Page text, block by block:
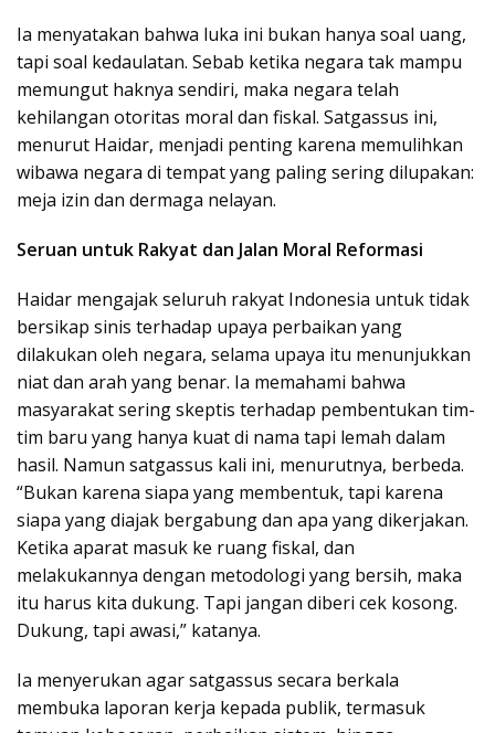
Ia menyatakan bahwa luka ini bukan hanya soal uang,
tapi soal kedaulatan. Sebab ketika negara tak mampu
memungut haknya sendiri, maka negara telah
kehilangan otoritas moral dan fiskal. Satgassus ini,
menurut Haidar, menjadi penting karena memulihkan
wibawa negara di tempat yang paling sering dilupakan:
meja izin dan dermaga nelayan.
Seruan untuk Rakyat dan Jalan Moral Reformasi
Haidar mengajak seluruh rakyat Indonesia untuk tidak
bersikap sinis terhadap upaya perbaikan yang
dilakukan oleh negara, selama upaya itu menunjukkan
niat dan arah yang benar. Ia memahami bahwa
masyarakat sering skeptis terhadap pembentukan tim-
tim baru yang hanya kuat di nama tapi lemah dalam
hasil. Namun satgassus kali ini, menurutnya, berbeda.
“Bukan karena siapa yang membentuk, tapi karena
siapa yang diajak bergabung dan apa yang dikerjakan.
Ketika aparat masuk ke ruang fiskal, dan
melakukannya dengan metodologi yang bersih, maka
itu harus kita dukung. Tapi jangan diberi cek kosong.
Dukung, tapi awasi,” katanya.
Ia menyerukan agar satgassus secara berkala
membuka laporan kerja kepada publik, termasuk